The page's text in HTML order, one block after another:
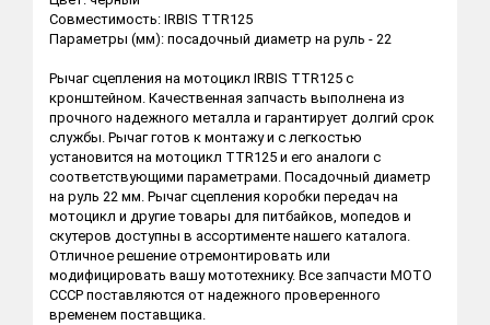
Совместимость: IRBIS TTR125
Параметры (мм): посадочный диаметр на руль - 22
Рычаг сцепления на мотоцикл IRBIS TTR125 с
кронштейном. Качественная запчасть выполнена из
прочного надежного металла и гарантирует долгий срок
службы. Рычаг готов к монтажу и с легкостью
установится на мотоцикл TTR125 и его аналоги с
соответствующими параметрами. Посадочный диаметр
на руль 22 мм. Рычаг сцепления коробки передач на
мотоцикл и другие товары для питбайков, мопедов и
скутеров доступны в ассортименте нашего каталога.
Отличное решение отремонтировать или
модифицировать вашу мототехнику. Все запчасти МОТО
СССР поставляются от надежного проверенного
временем поставщика.